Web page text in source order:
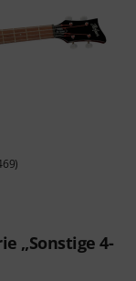
„Sonstige 4-